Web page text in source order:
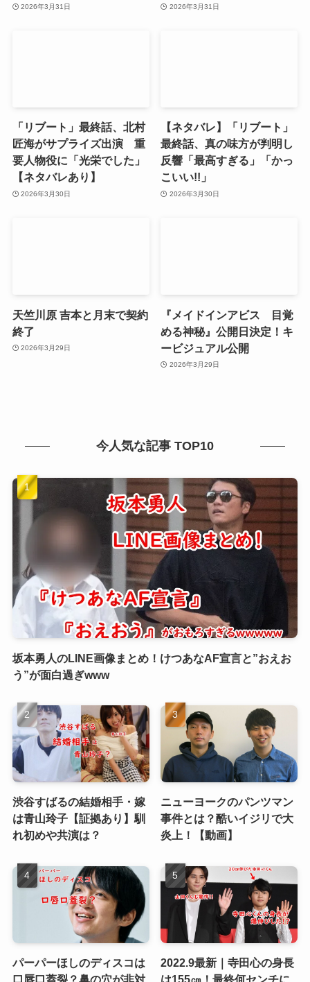
2026年3月31日 2026年3月31日
「リブート」最終話、北村
匠海がサプライズ出演 重
要人物役に「光栄でした」
【ネタバレあり】
2026年3月30日
【ネタバレ】「リブート」
最終話、真の味方が判明し
反響「最高すぎる」「かっ
こいい!!」
2026年3月30日
天竺川原 吉本と月末で契約
終了
2026年3月29日
『メイドインアビス 目覚
める神秘』公開日決定！キ
ービジュアル公開
2026年3月29日
今人気な記事 TOP10
坂本勇人のLINE画像まとめ！けつあなAF宣言と”おえお
う”が面白過ぎwww
渋谷すばるの結婚相手・嫁
は青山玲子【証拠あり】馴
れ初めや共演は？
ニューヨークのパンツマン
事件とは？酷いイジリで大
炎上！【動画】
パーパーほしのディスコは
口唇口蓋裂？鼻の穴が非対
2022.9最新｜寺田心の身長
は155㎝！最終何センチに